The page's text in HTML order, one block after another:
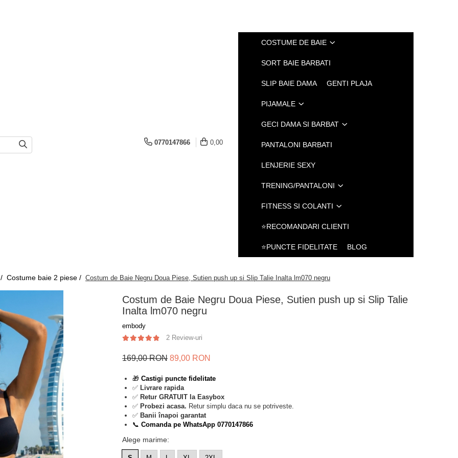
0770147866 0,00
COSTUME DE BAIE
SORT BAIE BARBATI
SLIP BAIE DAMA GENTI PLAJA
PIJAMALE
GECI DAMA SI BARBAT
PANTALONI BARBATI
LENJERIE SEXY
TRENING/PANTALONI
FITNESS SI COLANTI
⭐RECOMANDARI CLIENTI
⭐PUNCTE FIDELITATE BLOG
Costume baie 2 piese / Costum de Baie Negru Doua Piese, Sutien push up si Slip Talie Inalta lm070 negru
Costum de Baie Negru Doua Piese, Sutien push up si Slip Talie
Inalta lm070 negru
embody
2 Review-uri
169,00 RON 89,00 RON
🎁 Castigi puncte fidelitate
✅ Livrare rapida
✅ Retur GRATUIT la Easybox
✅ Probezi acasa. Retur simplu daca nu se potriveste.
✅ Banii înapoi garantat
📞 Comanda pe WhatsApp 0770147866
Alege marime: